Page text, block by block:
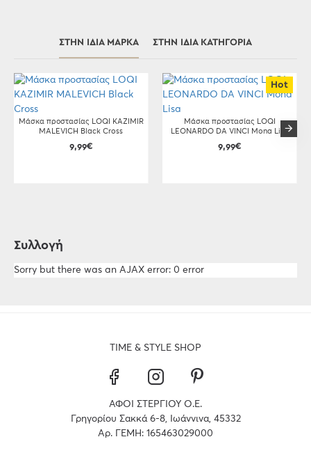
ΣΤΗΝ ΊΔΙΑ ΜΆΡΚΑ ΣΤΗΝ ΊΔΙΑ ΚΑΤΗΓΟΡΊΑ
Μάσκα προστασίας LOQI KAZIMIR
MALEVICH Black Cross
9,99€
Hot
Μάσκα προστασίας LOQI
LEONARDO DA VINCI Mona Lisa
9,99€
Συλλογή
Sorry but there was an AJAX error: 0 error
TIME & STYLE SHOP
ΑΦΟΙ ΣΤΕΡΓΙΟΥ Ο.Ε.
Γρηγορίου Σακκά 6-8, Ιωάννινα, 45332
Αρ. ΓΕΜΗ: 165463029000